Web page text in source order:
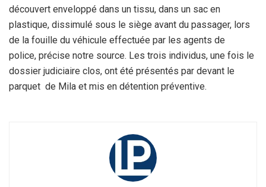
découvert enveloppé dans un tissu, dans un sac en
plastique, dissimulé sous le siège avant du passager, lors
de la fouille du véhicule effectuée par les agents de
police, précise notre source. Les trois individus, une fois le
dossier judiciaire clos, ont été présentés par devant le
parquet de Mila et mis en détention préventive.